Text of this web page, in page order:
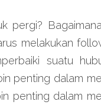
pergi?
melakukan
suatu
penting dalam
penting dalam